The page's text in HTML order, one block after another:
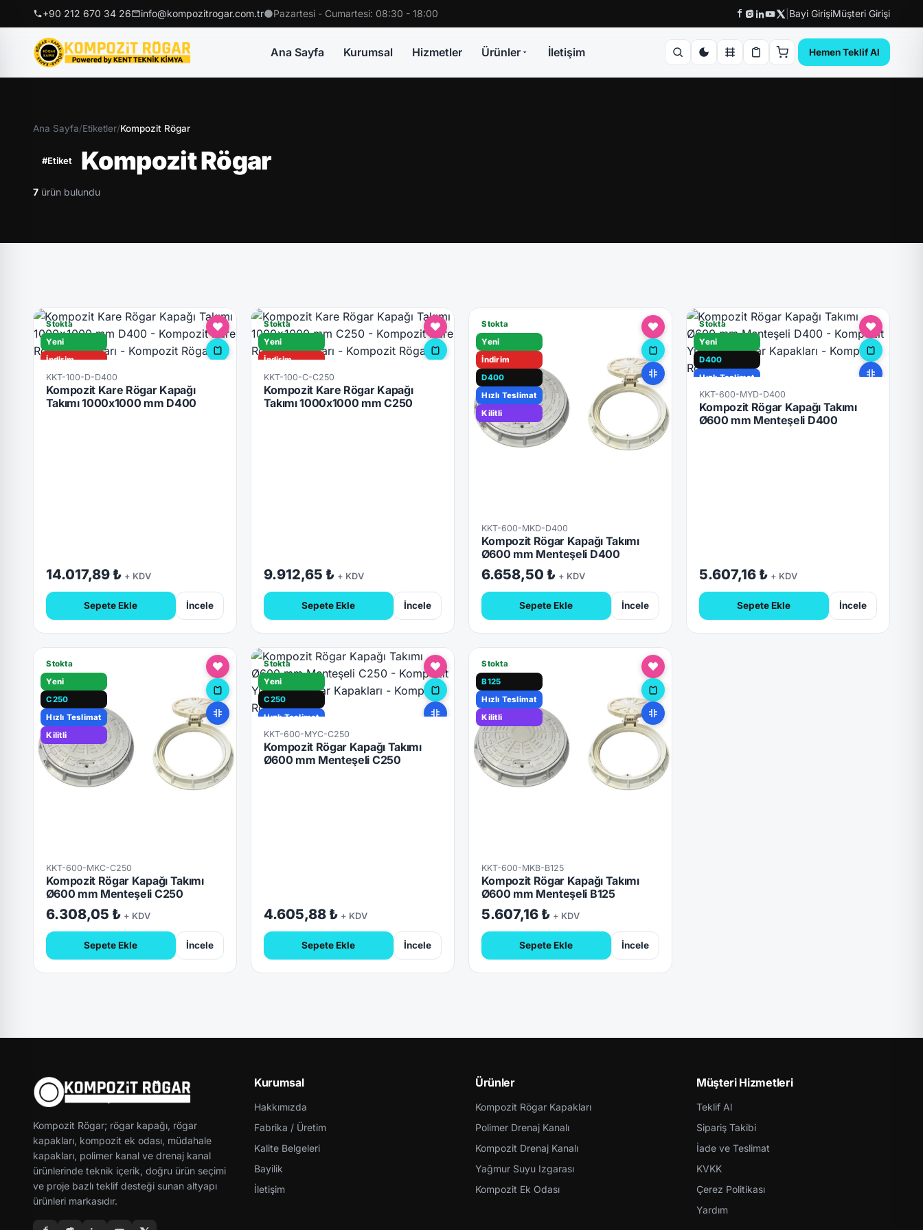
+90 212 670 34 26 info@kompozitrogar.com.tr Pazartesi - Cumartesi: 08:30 - 18:00 Bayi GirişiMüşteri Girişi
Ana Sayfa Kurumsal Hizmetler Ürünler İletişim Hemen Teklif Al
Ana Sayfa/Etiketler/Kompozit Rögar
#Etiket Kompozit Rögar
7 ürün bulundu
Stokta
Yeni
İndirim
D400
Hızlı Teslimat
KKT-100-D-D400
Kompozit Kare Rögar Kapağı
Takımı 1000x1000 mm D400
14.017,89 ₺ + KDV
Sepete Ekle İncele
Stokta
Yeni
İndirim
C250
Hızlı Teslimat
KKT-100-C-C250
Kompozit Kare Rögar Kapağı
Takımı 1000x1000 mm C250
9.912,65 ₺ + KDV
Sepete Ekle İncele
Stokta
Yeni
İndirim
D400
Hızlı Teslimat
Kilitli
KKT-600-MKD-D400
Kompozit Rögar Kapağı Takımı
Ø600 mm Menteşeli D400
6.658,50 ₺ + KDV
Sepete Ekle İncele
Stokta
Yeni
D400
Hızlı Teslimat
Kilitli
KKT-600-MYD-D400
Kompozit Rögar Kapağı Takımı
Ø600 mm Menteşeli D400
5.607,16 ₺ + KDV
Sepete Ekle İncele
Stokta
Yeni
C250
Hızlı Teslimat
Kilitli
KKT-600-MKC-C250
Kompozit Rögar Kapağı Takımı
Ø600 mm Menteşeli C250
6.308,05 ₺ + KDV
Sepete Ekle İncele
Stokta
Yeni
C250
Hızlı Teslimat
Kilitli
KKT-600-MYC-C250
Kompozit Rögar Kapağı Takımı
Ø600 mm Menteşeli C250
4.605,88 ₺ + KDV
Sepete Ekle İncele
Stokta
B125
Hızlı Teslimat
Kilitli
KKT-600-MKB-B125
Kompozit Rögar Kapağı Takımı
Ø600 mm Menteşeli B125
5.607,16 ₺ + KDV
Sepete Ekle İncele
Kompozit Rögar; rögar kapağı, rögar
kapakları, kompozit ek odası, müdahale
kapakları, polimer kanal ve drenaj kanal
ürünlerinde teknik içerik, doğru ürün seçimi
ve proje bazlı teklif desteği sunan altyapı
ürünleri markasıdır.
Kurumsal
Hakkımızda
Fabrika / Üretim
Kalite Belgeleri
Bayilik
İletişim
Ürünler
Kompozit Rögar Kapakları
Polimer Drenaj Kanalı
Kompozit Drenaj Kanalı
Yağmur Suyu Izgarası
Kompozit Ek Odası
Müşteri Hizmetleri
Teklif Al
Sipariş Takibi
İade ve Teslimat
KVKK
Çerez Politikası
Yardım